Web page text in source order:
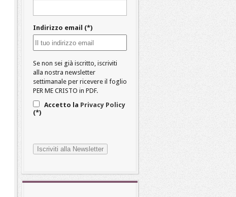
Indirizzo email (*)
Se non sei già iscritto, iscriviti
alla nostra newsletter
settimanale per ricevere il foglio
PER ME CRISTO in PDF.
Accetto la Privacy Policy
(*)